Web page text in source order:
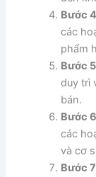
Bước
các
phẩm
Bước
duy trì
bán.
Bước
các
và cơ
Bước